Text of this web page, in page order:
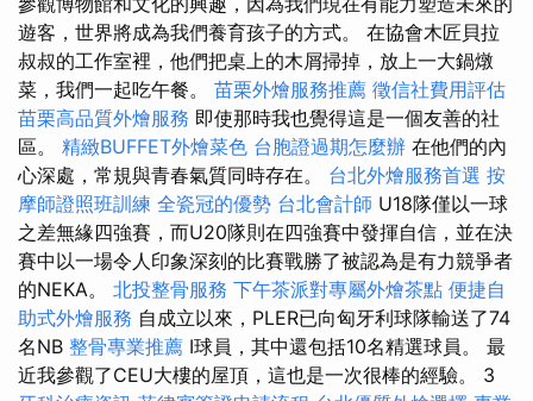
遊客，世界將成為我們養育孩子的方式。 在協會木匠貝拉
叔叔的工作室裡，他們把桌上的木屑掃掉，放上一大鍋燉
菜，我們一起吃午餐。 苗栗外燴服務推薦 徵信社費用評估
苗栗高品質外燴服務 即使那時我也覺得這是一個友善的社
區。 精緻BUFFET外燴菜色 台胞證過期怎麼辦 在他們的內
心深處，常規與青春氣質同時存在。 台北外燴服務首選 按
摩師證照班訓練 全瓷冠的優勢 台北會計師 U18隊僅以一球
之差無緣四強賽，而U20隊則在四強賽中發揮自信，並在決
賽中以一場令人印象深刻的比賽戰勝了被認為是有力競爭者
的NEKA。 北投整骨服務 下午茶派對專屬外燴茶點 便捷自
助式外燴服務 自成立以來，PLER已向匈牙利球隊輸送了74
名NB 整骨專業推薦 I球員，其中還包括10名精選球員。 最
近我參觀了CEU大樓的屋頂，這也是一次很棒的經驗。 3